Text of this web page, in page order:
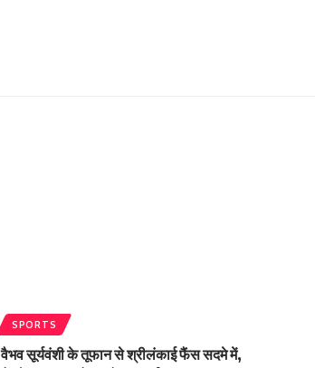
SPORTS
वैभव सूर्यवंशी के तूफान से श्रीलंकाई फैंस सदमे में,